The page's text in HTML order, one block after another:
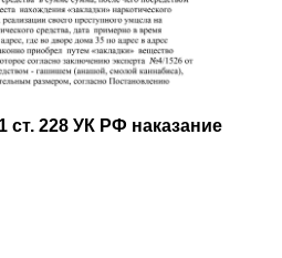
ст. 228 УК РФ наказание